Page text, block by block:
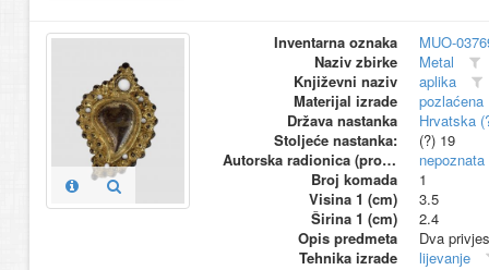
Inventarna oznaka
MUO-
Naziv zbirke
Metal
Književni naziv
aplika
Materijal izrade
pozlaćena
Država nastanka
Hrvatska
Stoljeće nastanka:
(?) 19
Autorska radionica (proizvođač)
nepoznata
Broj komada
1
Visina 1 (cm)
3.5
Širina 1 (cm)
2.4
Opis predmeta
Dva
Tehnika izrade
lijevanje